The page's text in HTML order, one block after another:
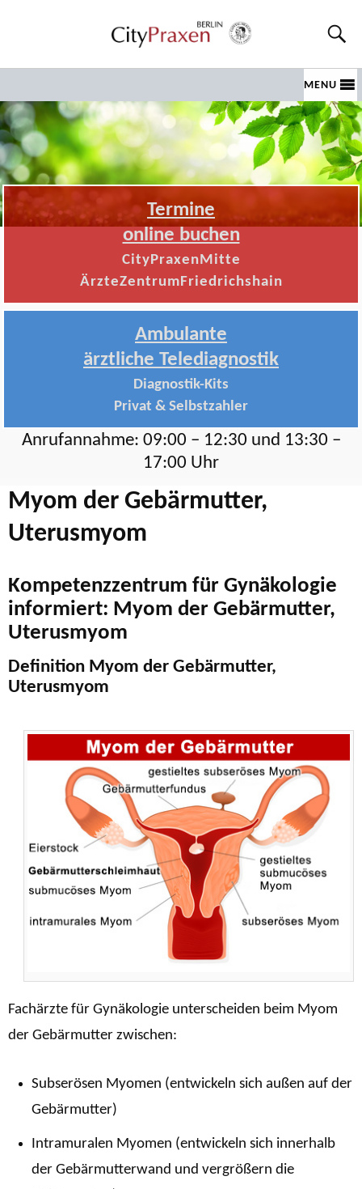
MENU
Termine
online buchen
CityPraxenMitte
ÄrzteZentrumFriedrichshain
Ambulante
ärztliche Telediagnostik
Diagnostik-Kits
Privat & Selbstzahler
Anrufannahme: 09:00 – 12:30 und 13:30 –
17:00 Uhr
Myom der Gebärmutter,
Uterusmyom
Kompetenzzentrum für Gynäkologie
informiert: Myom der Gebärmutter,
Uterusmyom
Definition Myom der Gebärmutter,
Uterusmyom
Fachärzte für Gynäkologie unterscheiden beim Myom
der Gebärmutter zwischen:
Subserösen Myomen (entwickeln sich außen auf der
Gebärmutter)
Intramuralen Myomen (entwickeln sich innerhalb
der Gebärmutterwand und vergrößern die